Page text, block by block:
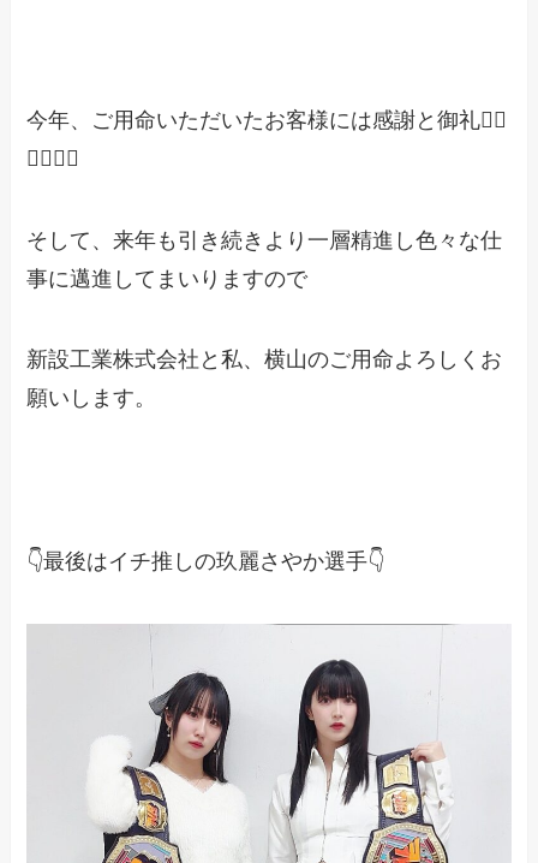
今年、ご用命いただいたお客様には感謝と御礼🙇‍♂️
🙇‍♂️🙇‍♂️
そして、来年も引き続きより一層精進し色々な仕
事に邁進してまいりますので
新設工業株式会社と私、横山のご用命よろしくお
願いします。
👇最後はイチ推しの玖麗さやか選手👇